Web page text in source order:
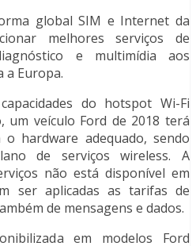
global SIM e Internet da
melhores serviços de
e multimídia aos
a Europa.
do hotspot Wi-Fi
um veículo Ford de 2018 terá
hardware adequado, sendo
de serviços wireless. A
não está disponível em
ser aplicadas as tarifas de
de mensagens e dados.
em modelos Ford